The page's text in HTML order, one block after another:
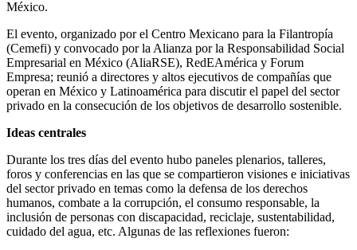
México.
El evento, organizado por el Centro Mexicano para la Filantropía
(Cemefi) y convocado por la Alianza por la Responsabilidad Social
Empresarial en México (AliaRSE), RedEAmérica y Forum
Empresa; reunió a directores y altos ejecutivos de compañías que
operan en México y Latinoamérica para discutir el papel del sector
privado en la consecución de los objetivos de desarrollo sostenible.
Ideas centrales
Durante los tres días del evento hubo paneles plenarios, talleres,
foros y conferencias en las que se compartieron visiones e iniciativas
del sector privado en temas como la defensa de los derechos
humanos, combate a la corrupción, el consumo responsable, la
inclusión de personas con discapacidad, reciclaje, sustentabilidad,
cuidado del agua, etc. Algunas de las reflexiones fueron: